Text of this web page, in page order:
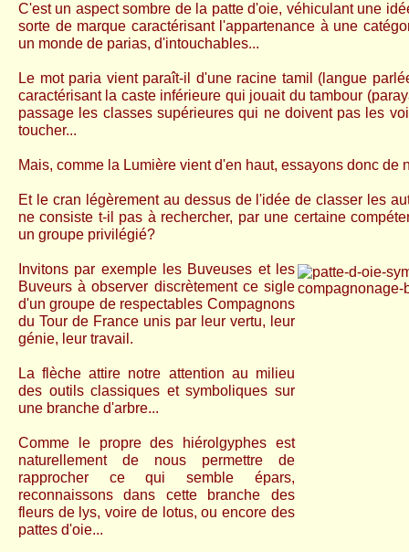
C'est un aspect sombre de la patte d'oie, véhiculant une
sorte de marque caractérisant l'appartenance à une
un monde de parias, d'intouchables...
Le mot paria vient paraît-il d'une racine tamil (langue
caractérisant la caste inférieure qui jouait du tambour
passage les classes supérieures qui ne doivent pas les
toucher...
Mais, comme la Lumière vient d'en haut, essayons donc de
Et le cran légèrement au dessus de l'idée de classer les
ne consiste t-il pas à rechercher, par une certaine
un groupe privilégié?
Invitons par exemple les Buveuses et les
Buveurs à observer discrètement ce sigle
d'un groupe de respectables Compagnons
du Tour de France unis par leur vertu, leur
génie, leur travail.
La flèche attire notre attention au milieu
des outils classiques et symboliques sur
une branche d'arbre...
Comme le propre des hiérolgyphes est
naturellement de nous permettre de
rapprocher ce qui semble épars,
reconnaissons dans cette branche des
fleurs de lys, voire de lotus, ou encore des
pattes d'oie...